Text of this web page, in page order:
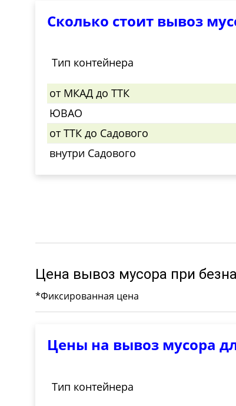
Сколько стоит вывоз
Тип контейнера
от МКАД до ТТК
ЮВАО
от ТТК до Садового
внутри Садового
Цена вывоз мусора при
*Фиксированная цена
Цены на вывоз мусора
Тип контейнера